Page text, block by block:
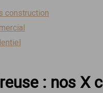
construction
: nos X